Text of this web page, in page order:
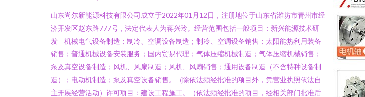
山东尚尔新能源科技有限公司成立于2022年01月12日，注册地位于山东省潍坊市青州市经
济开发区赵东路777号，法定代表人为蒋兴玲。经营范围包括一般项目：新兴能源技术研
发；机械电气设备制造；制冷、空调设备制造；制冷、空调设备销售；太阳能热利用装备
销售；普通机械设备安装服务；国内贸易代理；气体压缩机械制造；气体压缩机械销售；
泵及真空设备制造；风机、风扇制造；风机、风扇销售；通用设备制造（不含特种设备制
造）；电动机制造；泵及真空设备销售。（除依法须经批准的项目外，凭营业执照依法自
主开展经营活动）许可项目：建设工程施工。（依法须经批准的项目，经相关部门批准后